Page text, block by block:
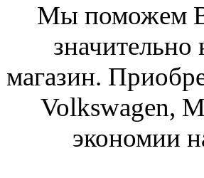
Мы поможем
магазин.
Volkswagen,
экономии